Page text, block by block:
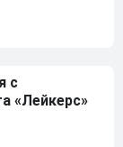
с
«Лейкерс»